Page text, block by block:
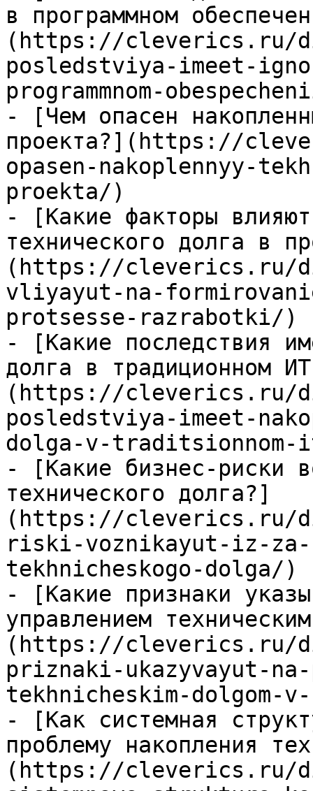
в программном
(https://cleverics.ru/
posledstviya-imeet-
programmnom-
- [Чем опасен
проекта?](https://
opasen-nakoplennyy-
proekta/)
- [Какие факторы
технического долга в
(https://cleverics.ru/
vliyayut-na-
protsesse-razrabotki/)
- [Какие последствия
долга в традиционном
(https://cleverics.ru/
posledstviya-imeet-
dolga-v-
- [Какие бизнес-риски
технического долга?]
(https://cleverics.ru/
riski-voznikayut-iz-za-
tekhnicheskogo-dolga/)
- [Какие признаки
управлением
(https://cleverics.ru/
priznaki-ukazyvayut-
tekhnicheskim-dolgom-v-
- [Как системная
проблему накопления
(https://cleverics.ru/